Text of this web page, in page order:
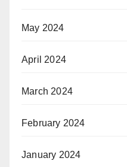
May 2024
April 2024
March 2024
February 2024
January 2024